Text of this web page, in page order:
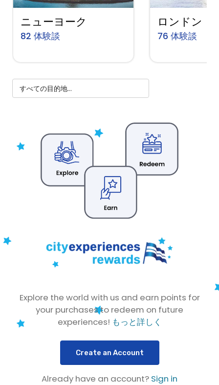
ニューヨーク
82 体験談
ロンドン
76 体験談
Explore the world with us and earn points for
your purchases to redeem on future
experiences! もっと詳しく
Create an Account
Already have an account? Sign in